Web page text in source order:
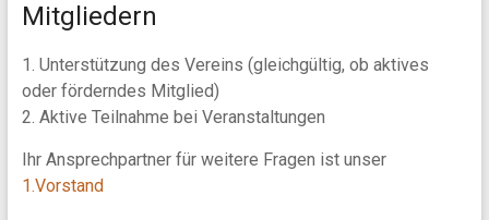
Mitgliedern
1. Unterstützung des Vereins (gleichgültig, ob aktives
oder förderndes Mitglied)
2. Aktive Teilnahme bei Veranstaltungen
Ihr Ansprechpartner für weitere Fragen ist unser
1.Vorstand